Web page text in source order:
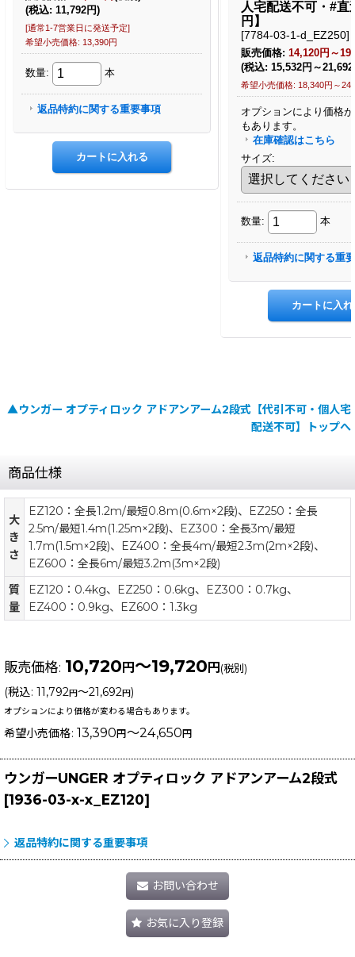
▲ウンガー オプティロック アドアンアーム2段式【代引不可・個人宅
配送不可】トップへ
商品仕様
大
き
さ
EZ120：全長1.2m/最短0.8m(0.6m×2段)、EZ250：全長
2.5m/最短1.4m(1.25m×2段)、EZ300：全長3m/最短
1.7m(1.5m×2段)、EZ400：全長4m/最短2.3m(2m×2段)、
EZ600：全長6m/最短3.2m(3m×2段)
質
量
EZ120：0.4kg、EZ250：0.6kg、EZ300：0.7kg、
EZ400：0.9kg、EZ600：1.3kg
販売価格: 10,720円～19,720円(税別)
(税込: 11,792円～21,692円)
オプションにより価格が変わる場合もあります。
希望小売価格: 13,390 円 ～24,650 円
ウンガーUNGER オプティロック アドアンアーム2段式
[1936-03-x-x_EZ120]
返品特約に関する重要事項
お問い合わせ
お気に入り登録